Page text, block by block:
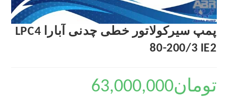
پمپ سیرکولاتور خطی چدنی آبارا LPC4
80-200/3 IE2
تومان63,000,000